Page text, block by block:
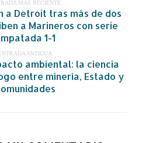
MÁS RECIENTE
a Detroit tras más de dos
a Marineros con serie
1-1
ANTIGUA
ambiental: la ciencia
entre minería, Estado y